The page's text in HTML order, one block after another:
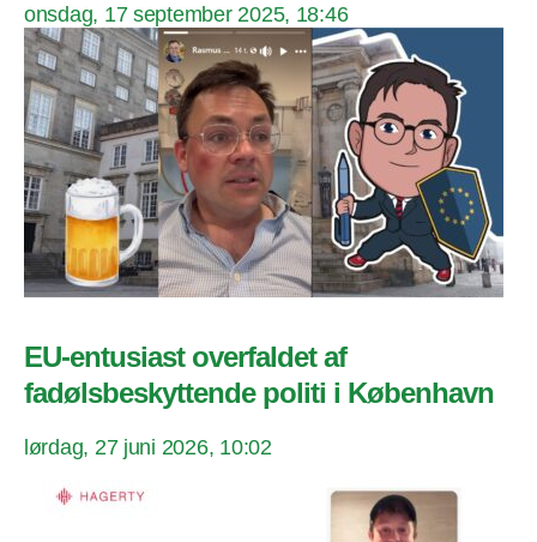
onsdag, 17 september 2025, 18:46
EU-entusiast overfaldet af
fadølsbeskyttende politi i København
lørdag, 27 juni 2026, 10:02